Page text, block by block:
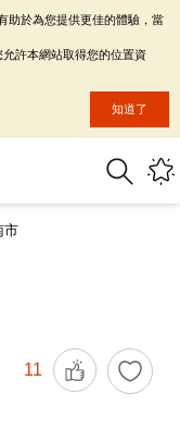
市
11
助於為您提供更佳的體驗，當
許本網站取得您的位置資
知道了